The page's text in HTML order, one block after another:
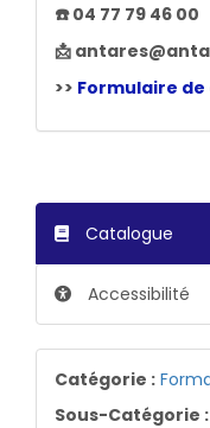
☎️ 04 77 79 46 00
📩
>> Formulaire
Catalogue
Accessibilité
Catégorie :
Sous-Catégorie :